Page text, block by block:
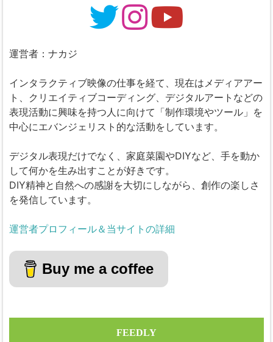
運営者：ナカジ
インタラクティブ映像の仕事を経て、現在はメディアアー
ト、クリエイティブコーディング、デジタルアートなどの
表現活動に興味を持つ人に向けて「制作環境やツール」を
中心にエバンジェリスト的な活動をしています。
デジタル表現だけでなく、家庭菜園やDIYなど、手を動か
して何かを生み出すことが好きです。
DIY精神と自然への感謝を大切にしながら、創作の楽しさ
を発信しています。
運営者プロフィール＆当サイトの詳細
Buy me a coffee
FEEDLY